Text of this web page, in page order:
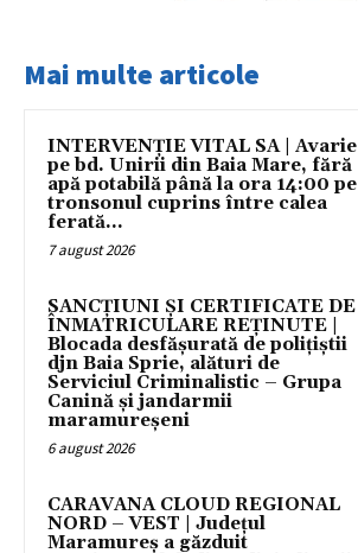
Mai multe articole
INTERVENȚIE VITAL SA | Avarie
pe bd. Unirii din Baia Mare, fără
apă potabilă până la ora 14:00 pe
tronsonul cuprins între calea
ferată...
7 august 2026
SANCȚIUNI ȘI CERTIFICATE DE
ÎNMATRICULARE REȚINUTE |
Blocada desfășurată de polițiștii
djn Baia Sprie, alături de
Serviciul Criminalistic – Grupa
Canină și jandarmii
maramureșeni
6 august 2026
CARAVANA CLOUD REGIONAL
NORD – VEST | Județul
Maramureș a găzduit